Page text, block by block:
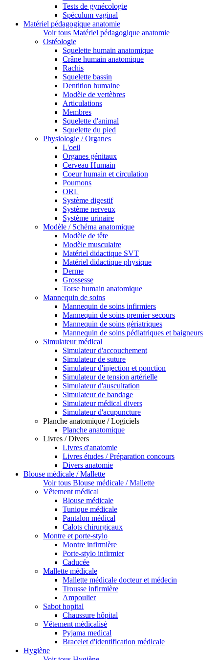
Tests de gynécologie
Spéculum vaginal
Matériel pédagogique anatomie
Voir tous Matériel pédagogique anatomie
Ostéologie
Squelette humain anatomique
Crâne humain anatomique
Rachis
Squelette bassin
Dentition humaine
Modèle de vertèbres
Articulations
Membres
Squelette d'animal
Squelette du pied
Physiologie / Organes
L'oeil
Organes génitaux
Cerveau Humain
Coeur humain et circulation
Poumons
ORL
Système digestif
Système nerveux
Système urinaire
Modèle / Schéma anatomique
Modèle de tête
Modèle musculaire
Matériel didactique SVT
Matériel didactique physique
Derme
Grossesse
Torse humain anatomique
Mannequin de soins
Mannequin de soins infirmiers
Mannequin de soins premier secours
Mannequin de soins gériatriques
Mannequin de soins pédiatriques et baigneurs
Simulateur médical
Simulateur d'accouchement
Simulateur de suture
Simulateur d'injection et ponction
Simulateur de tension artérielle
Simulateur d'auscultation
Simulateur de bandage
Simulateur médical divers
Simulateur d'acupuncture
Planche anatomique / Logiciels
Planche anatomique
Livres / Divers
Livres d'anatomie
Livres études / Préparation concours
Divers anatomie
Blouse médicale / Mallette
Voir tous Blouse médicale / Mallette
Vêtement médical
Blouse médicale
Tunique médicale
Pantalon médical
Calots chirurgicaux
Montre et porte-stylo
Montre infirmière
Porte-stylo infirmier
Caducée
Mallette médicale
Mallette médicale docteur et médecin
Trousse infirmière
Ampoulier
Sabot hopital
Chaussure hôpital
Vêtement médicalisé
Pyjama medical
Bracelet d'identification médicale
Hygiène